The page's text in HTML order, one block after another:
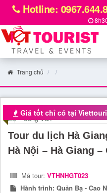
Hotline:
Trang chủ
Giá tốt chỉ có tại
Tour du lịch Hà
Hà Nội – Hà Giang
Mã tour: VTHNHGT023
Hành trình: Quản Bạ - Cao